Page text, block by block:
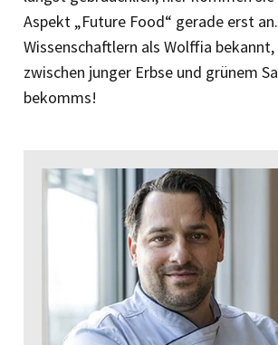
Aspekt ­„Future Food“ gerade erst
Wissenschaftlern als Wolffia
zwischen junger Erbse und grünem
bekomms!